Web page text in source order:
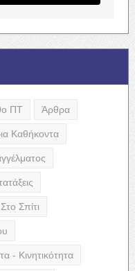
ΠΤ Άρθρα
Καθήκοντα
Σπίτι
- Κινητικότητα